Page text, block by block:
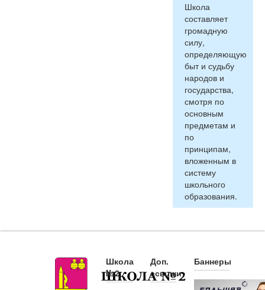
Школа
составляет
громадную
силу,
определяющую
быт и судьбу
народов и
государства,
смотря по
основным
предметам и
по
принципам,
вложенным в
систему
школьного
образования.
Школа
№2
Доп.
ссылки
Баннеры